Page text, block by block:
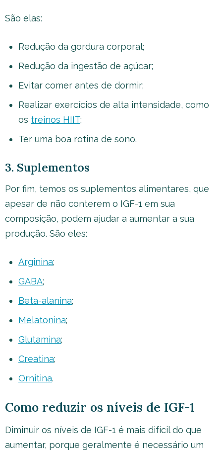
São elas:
Redução da gordura corporal;
Redução da ingestão de açúcar;
Evitar comer antes de dormir;
Realizar exercícios de alta intensidade, como
os treinos HIIT;
Ter uma boa rotina de sono.
3. Suplementos
Por fim, temos os suplementos alimentares, que
apesar de não conterem o IGF-1 em sua
composição, podem ajudar a aumentar a sua
produção. São eles:
Arginina;
GABA;
Beta-alanina;
Melatonina;
Glutamina;
Creatina;
Ornitina.
Como reduzir os níveis de IGF-1
Diminuir os níveis de IGF-1 é mais difícil do que
aumentar, porque geralmente é necessário um